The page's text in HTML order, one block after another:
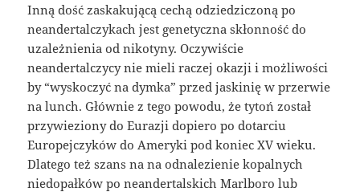
Inną dość zaskakującą cechą odziedziczoną po
neandertalczykach jest genetyczna skłonność do
uzależnienia od nikotyny. Oczywiście
neandertalczycy nie mieli raczej okazji i możliwości
by “wyskoczyć na dymka” przed jaskinię w przerwie
na lunch. Głównie z tego powodu, że tytoń został
przywieziony do Eurazji dopiero po dotarciu
Europejczyków do Ameryki pod koniec XV wieku.
Dlatego też szans na na odnalezienie kopalnych
niedopałków po neandertalskich Marlboro lub